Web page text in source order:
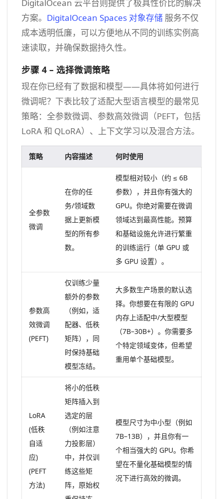
DigitalOcean 云平台则提供了极具性价比的解决
方案。 DigitalOcean Spaces 对象存储 服务不仅
成本透明低廉，可以方便地从不同的训练实例高
速读取，并确保数据持久性。
步骤 4 – 选择微调策略
现在你已经有了数据和模型——具体将如何进行
微调呢？下表比较了适配大型语言模型的最常见
策略：全参数微调、参数高效微调（PEFT，包括
LoRA 和 QLoRA）、上下文学习以及混合方法。
策略 内容描述 何时使用
全参数
微调
在你的任
务/领域数
据上更新模
型的所有参
数。
模型相对较小（约 ≤ 6B
参数），并且你有强大的
GPU。你绝对需要在微调
领域达到最高性能。预算
和基础设施允许进行繁重
的训练运行（单 GPU 或
多 GPU 设置）。
参数高
效微调
(PEFT)
仅训练少量
额外的参数
（例如，适
配器、低秩
矩阵），同
时保持基础
模型冻结。
大多数生产场景的默认选
择。你想要在有限的 GPU
内存上适配中/大型模型
（7B–30B+）。你需要多
个特定领域变体，但希望
重用单个基础模型。
LoRA
(低秩
自适
应)
(PEFT
方法)
将小的低秩
矩阵插入到
选定的层
（例如注意
力投影层）
中，并仅训
练这些矩
阵，原始权
模型尺寸为中小型（例如
7B–13B），并且你有一
个相当强大的 GPU。你希
望在不量化基础模型的情
况下进行高效的微调。